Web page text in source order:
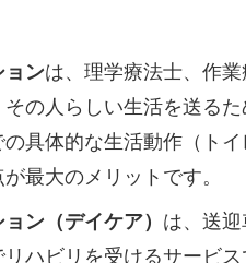
ョンは、理学療法士、作
の人らしい生活を送る
具体的な生活動作（ト
最大のメリットです。
ン（デイケア） は、送
ハビリを受けるサービ